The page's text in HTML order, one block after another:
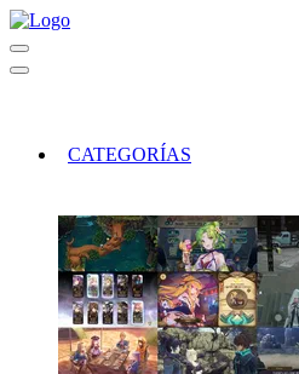
CATEGORÍAS